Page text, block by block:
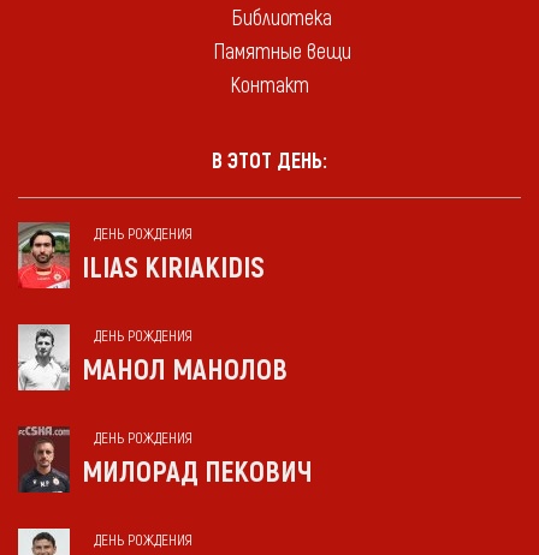
Библиотека
Памятные вещи
Контакт
В ЭТОТ ДЕНЬ:
ДЕНЬ РОЖДЕНИЯ
ILIAS KIRIAKIDIS
ДЕНЬ РОЖДЕНИЯ
МАНОЛ МАНОЛОВ
ДЕНЬ РОЖДЕНИЯ
МИЛОРАД ПЕКОВИЧ
ДЕНЬ РОЖДЕНИЯ